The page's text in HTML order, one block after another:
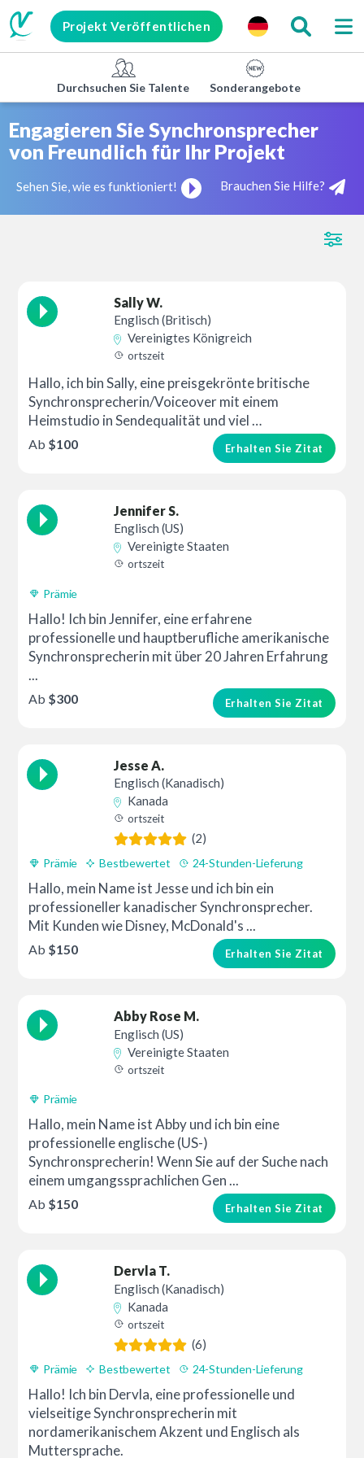
Projekt Veröffentlichen
Durchsuchen Sie Talente Sonderangebote
Engagieren Sie Synchronsprecher
von Freundlich für Ihr Projekt
Sehen Sie, wie es funktioniert! Brauchen Sie Hilfe?
Sally W.
Englisch (Britisch)
Vereinigtes Königreich
ortszeit
Hallo, ich bin Sally, eine preisgekrönte britische
Synchronsprecherin/Voiceover mit einem
Heimstudio in Sendequalität und viel …
Erhalten Sie Zitat
Ab $100
Jennifer S.
Englisch (US)
Vereinigte Staaten
ortszeit
Prämie
Hallo! Ich bin Jennifer, eine erfahrene
professionelle und hauptberufliche amerikanische
Synchronsprecherin mit über 20 Jahren Erfahrung
...
Erhalten Sie Zitat
Ab $300
Jesse A.
Englisch (Kanadisch)
Kanada
ortszeit
(2)
Prämie Bestbewertet 24-Stunden-Lieferung
Hallo, mein Name ist Jesse und ich bin ein
professioneller kanadischer Synchronsprecher.
Mit Kunden wie Disney, McDonald's ...
Erhalten Sie Zitat
Ab $150
Abby Rose M.
Englisch (US)
Vereinigte Staaten
ortszeit
Prämie
Hallo, mein Name ist Abby und ich bin eine
professionelle englische (US-)
Synchronsprecherin! Wenn Sie auf der Suche nach
einem umgangssprachlichen Gen ...
Erhalten Sie Zitat
Ab $150
Dervla T.
Englisch (Kanadisch)
Kanada
ortszeit
(6)
Prämie Bestbewertet 24-Stunden-Lieferung
Hallo! Ich bin Dervla, eine professionelle und
vielseitige Synchronsprecherin mit
nordamerikanischem Akzent und Englisch als
Muttersprache.